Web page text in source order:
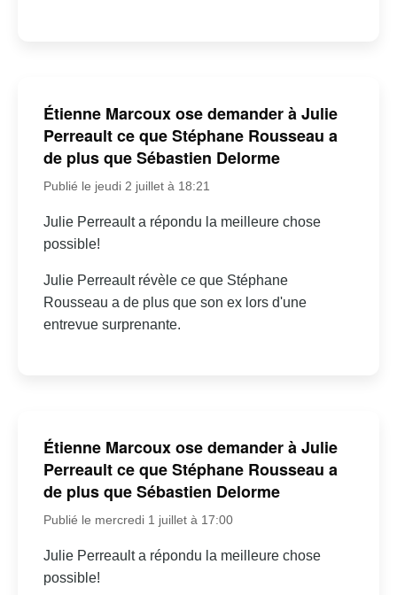
Étienne Marcoux ose demander à Julie
Perreault ce que Stéphane Rousseau a
de plus que Sébastien Delorme
Publié le jeudi 2 juillet à 18:21
Julie Perreault a répondu la meilleure chose
possible!
Julie Perreault révèle ce que Stéphane
Rousseau a de plus que son ex lors d'une
entrevue surprenante.
Étienne Marcoux ose demander à Julie
Perreault ce que Stéphane Rousseau a
de plus que Sébastien Delorme
Publié le mercredi 1 juillet à 17:00
Julie Perreault a répondu la meilleure chose
possible!